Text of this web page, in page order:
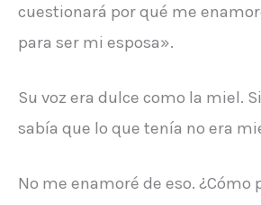
cuestionará por qué me
para ser mi esposa».
Su voz era dulce como la miel.
sabía que lo que tenía no era
No me enamoré de eso. ¿Cómo